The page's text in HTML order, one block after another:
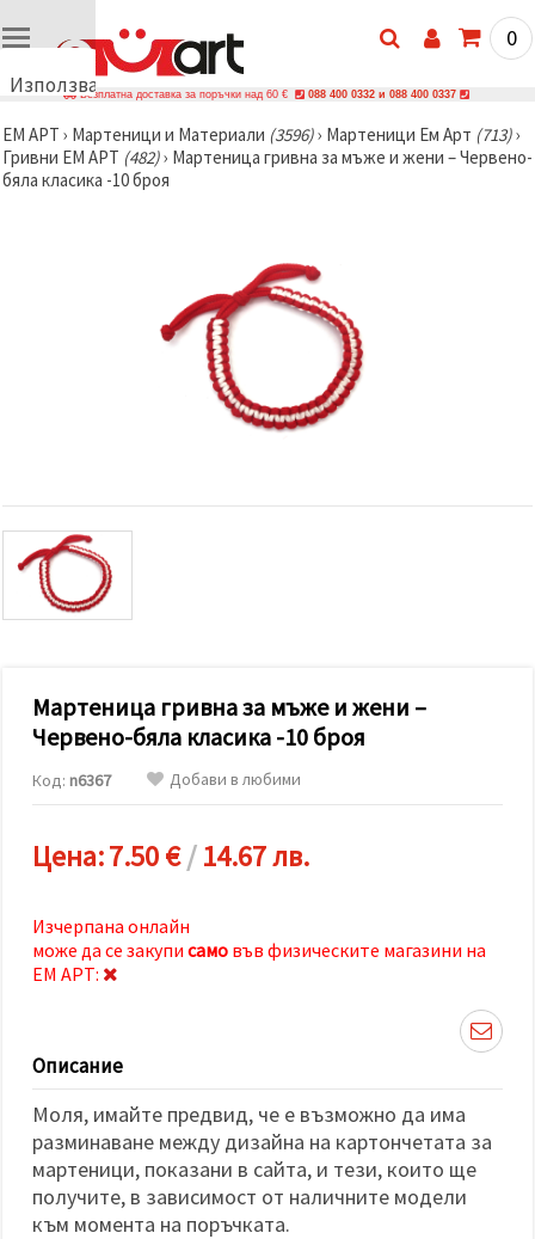
Използваме
🍪
Използваме
бисквитки
показваме
релевантно
съдържание
и реклами,
включително
с помощта
маркетинг.
Можеш да
съгласиш
"бисквитки"
"Приеми
всички!"
или да
посочиш
избереш
дадения
"бисквитки"
и кликнеш
бутона
"Запази"
0
Безплатна доставка за поръчки над 60 € 088 400 0332 и 088 400 0337
ЕМ АРТ › Мартеници и Материали (3596)› Мартеници Ем Арт (713)›
Гривни ЕМ АРТ (482)› Мартеница гривна за мъже и жени – Червено-
бяла класика -10 броя
Мартеница гривна за мъже и жени –
Червено-бяла класика -10 броя
Код: n6367 Добави в любими
Цена:7.50 €/14.67 лв.
Изчерпана онлайн
може да се закупи само във физическите магазини на
ЕМ АРТ:
Описание
Моля, имайте предвид, че е възможно да има
разминаване между дизайна на картончетата за
мартеници, показани в сайта, и тези, които ще
получите, в зависимост от наличните модели
към момента на поръчката.